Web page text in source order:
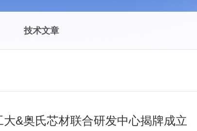
技术文章
大&奥氏芯材联合研发中心揭牌成立